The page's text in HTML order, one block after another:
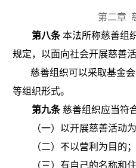
第二章
第八条本法所称慈善组
规定，以面向社会开展慈善
慈善组织可以采取基金
等组织形式。
第九条 慈善组织应当符
（一）以开展慈善活动为
（二）不以营利为目的；
（三）有自己的名称和住